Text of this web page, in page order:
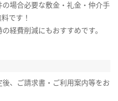
場合必要な敷金・礼金・仲介手
です！
経費削減にもおすすめです。
、ご請求書・ご利用案内等をお